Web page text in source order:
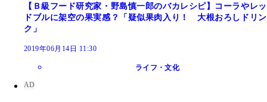
【Ｂ級フード研究家・野島慎一郎のバカレシピ】コーラやレッ
ドブルに架空の果実感？「疑似果肉入り！ 大根おろしドリン
ク」
2019年06月14日 11:30
ライフ・文化